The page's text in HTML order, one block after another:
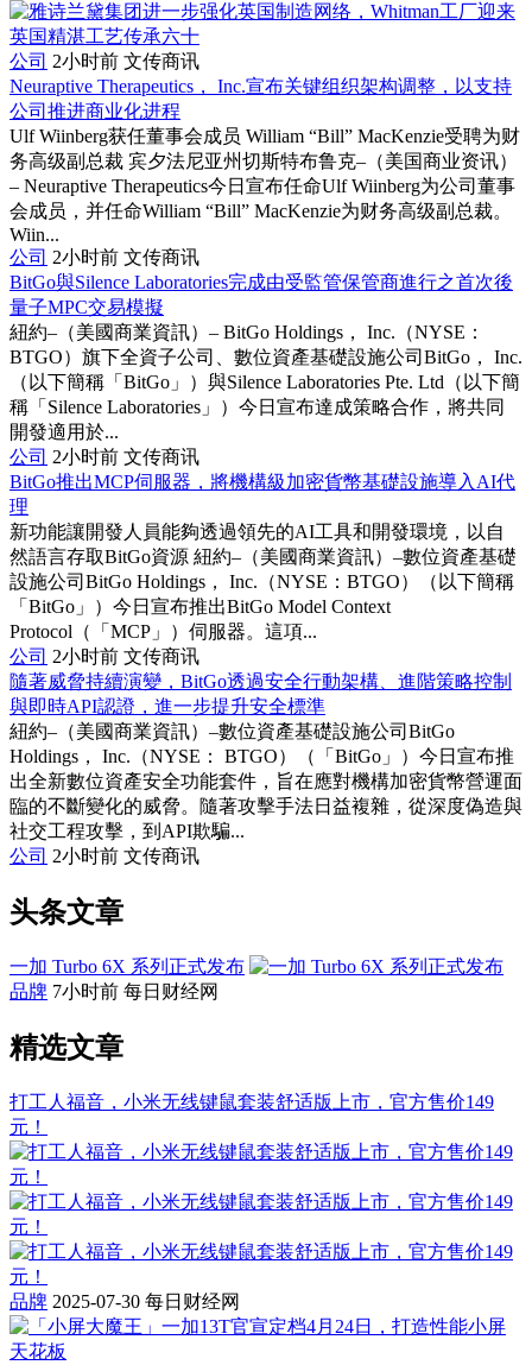
公司 2小时前 文传商讯
Neuraptive Therapeutics， Inc.宣布关键组织架构调整，以支持
公司推进商业化进程
Ulf Wiinberg获任董事会成员 William “Bill” MacKenzie受聘为财
务高级副总裁 宾夕法尼亚州切斯特布鲁克–（美国商业资讯）
– Neuraptive Therapeutics今日宣布任命Ulf Wiinberg为公司董事
会成员，并任命William “Bill” MacKenzie为财务高级副总裁。
Wiin...
公司 2小时前 文传商讯
BitGo與Silence Laboratories完成由受監管保管商進行之首次後
量子MPC交易模擬
紐約–（美國商業資訊）– BitGo Holdings， Inc.（NYSE：
BTGO）旗下全資子公司、數位資產基礎設施公司BitGo， Inc.
（以下簡稱「BitGo」）與Silence Laboratories Pte. Ltd（以下簡
稱「Silence Laboratories」）今日宣布達成策略合作，將共同
開發適用於...
公司 2小时前 文传商讯
BitGo推出MCP伺服器，將機構級加密貨幣基礎設施導入AI代
理
新功能讓開發人員能夠透過領先的AI工具和開發環境，以自
然語言存取BitGo資源 紐約–（美國商業資訊）–數位資產基礎
設施公司BitGo Holdings， Inc.（NYSE：BTGO）（以下簡稱
「BitGo」）今日宣布推出BitGo Model Context
Protocol（「MCP」）伺服器。這項...
公司 2小时前 文传商讯
隨著威脅持續演變，BitGo透過安全行動架構、進階策略控制
與即時API認證，進一步提升安全標準
紐約–（美國商業資訊）–數位資產基礎設施公司BitGo
Holdings， Inc.（NYSE： BTGO）（「BitGo」）今日宣布推
出全新數位資產安全功能套件，旨在應對機構加密貨幣營運面
臨的不斷變化的威脅。隨著攻擊手法日益複雜，從深度偽造與
社交工程攻擊，到API欺騙...
公司 2小时前 文传商讯
头条文章
一加 Turbo 6X 系列正式发布
品牌 7小时前 每日财经网
精选文章
打工人福音，小米无线键鼠套装舒适版上市，官方售价149
元！
品牌 2025-07-30 每日财经网